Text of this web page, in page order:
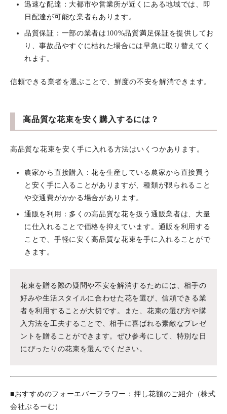
迅速な配達：大都市や営業所が近くにある地域では、即
日配達が可能な業者もあります。
品質保証：一部の業者は100%品質満足保証を提供してお
り、事故品やすぐに枯れた場合には早急に取り替えてく
れます。
信頼できる業者を選ぶことで、鮮度の不安を解消できます。
高品質な花束を安く購入するには？
高品質な花束を安く手に入れる方法はいくつかあります。
農家から直接購入：花を生産している農家から直接買う
と安く手に入ることがありますが、種類が限られること
や交通費がかかる場合があります。
通販を利用：多くの高品質な花を扱う通販業者は、大量
に仕入れることで価格を抑えています。通販を利用する
ことで、手軽に安く高品質な花束を手に入れることがで
きます。
花束を贈る際の疑問や不安を解消するためには、相手の
好みや生活スタイルに合わせた花を選び、信頼できる業
者を利用することが大切です。また、花束の選び方や購
入方法を工夫することで、相手に喜ばれる素敵なプレゼ
ントを贈ることができます。ぜひ参考にして、特別な日
にぴったりの花束を選んでください。
■おすすめのフォーエバーフラワー：押し花額のご紹介（株式
会社ぶるーむ）